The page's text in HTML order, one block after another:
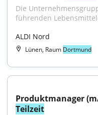
Die
führenden
ALDI Nord
Lünen, Raum Dortmund
Teilzeit